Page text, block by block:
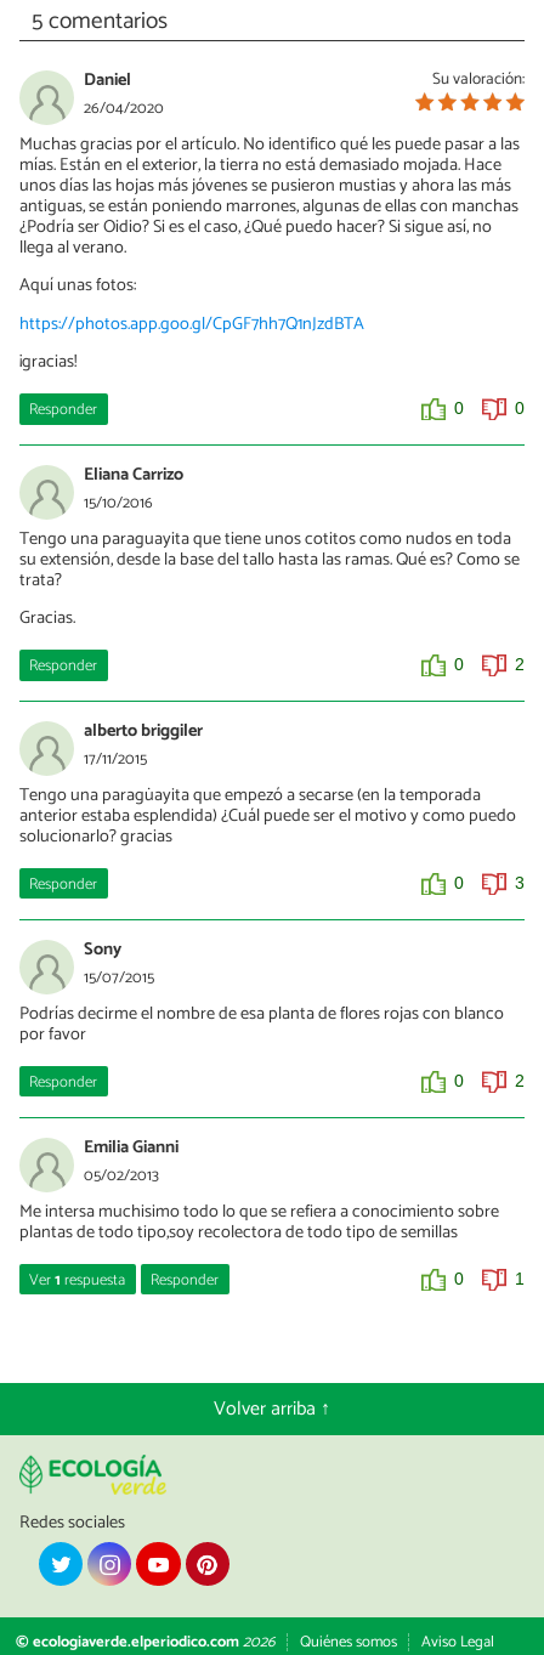
5 comentarios
Su valoración:
Daniel
26/04/2020
Muchas gracias por el artículo. No identifico qué les puede pasar a las
mías. Están en el exterior, la tierra no está demasiado mojada. Hace
unos días las hojas más jóvenes se pusieron mustias y ahora las más
antiguas, se están poniendo marrones, algunas de ellas con manchas
¿Podría ser Oidio? Si es el caso, ¿Qué puedo hacer? Si sigue así, no
llega al verano.
Aquí unas fotos:
https://photos.app.goo.gl/CpGF7hh7Q1nJzdBTA
¡gracias!
Responder 0 0
Eliana Carrizo
15/10/2016
Tengo una paraguayita que tiene unos cotitos como nudos en toda
su extensión, desde la base del tallo hasta las ramas. Qué es? Como se
trata?
Gracias.
Responder 0 2
alberto briggiler
17/11/2015
Tengo una paragüayita que empezó a secarse (en la temporada
anterior estaba esplendida) ¿Cuál puede ser el motivo y como puedo
solucionarlo? gracias
Responder 0 3
Sony
15/07/2015
Podrías decirme el nombre de esa planta de flores rojas con blanco
por favor
Responder 0 2
Emilia Gianni
05/02/2013
Me intersa muchisimo todo lo que se refiera a conocimiento sobre
plantas de todo tipo,soy recolectora de todo tipo de semillas
Ver1respuesta Responder 0 1
Hola Emilia. En este apartado de nuestra web
http://jardinplantas.com/category/plantas/ encontrarás todo
tipo de artículos sobre plantas. Saludos!
Volver arriba ↑
Redes sociales
© ecologiaverde.elperiodico.com2026 Quiénes somos Aviso Legal